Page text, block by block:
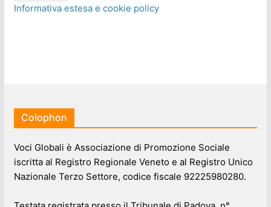
Informativa estesa e cookie policy
Colophon
Voci Globali è Associazione di Promozione Sociale
iscritta al Registro Regionale Veneto e al Registro Unico
Nazionale Terzo Settore, codice fiscale 92225980280.